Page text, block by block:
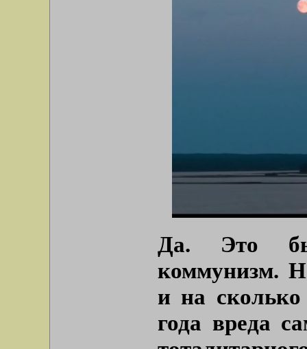
Да. Это
коммунизм.
и на
года вреда